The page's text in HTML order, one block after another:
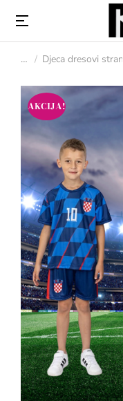
You are here:
Djeca dresovi strani
AKCIJA!